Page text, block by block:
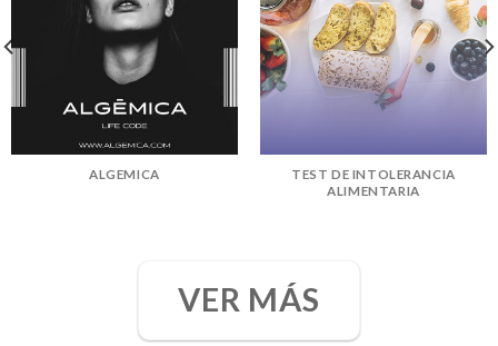
ALGEMICA
TEST DE INTOLERANCIA
ALIMENTARIA
VER MÁS